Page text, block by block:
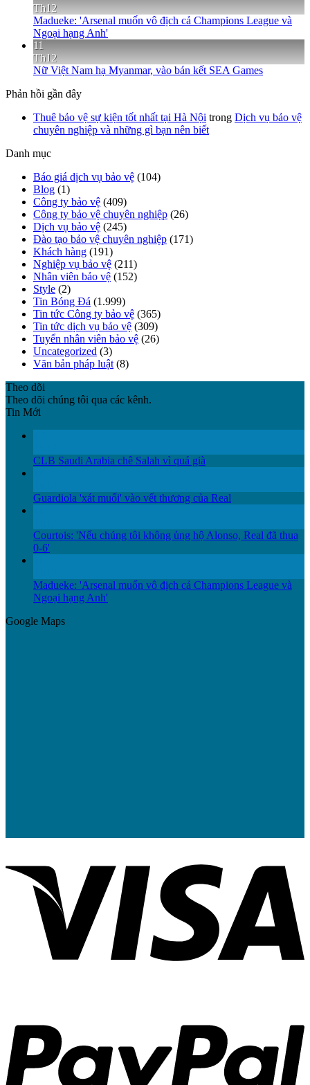
Th12
Madueke: 'Arsenal muốn vô địch cả Champions League và
Ngoại hạng Anh'
11
Th12
Nữ Việt Nam hạ Myanmar, vào bán kết SEA Games
Phản hồi gần đây
Thuê bảo vệ sự kiện tốt nhất tại Hà Nội trong Dịch vụ bảo vệ
chuyên nghiệp và những gì bạn nên biết
Danh mục
Báo giá dịch vụ bảo vệ (104)
Blog (1)
Công ty bảo vệ (409)
Công ty bảo vệ chuyên nghiệp (26)
Dịch vụ bảo vệ (245)
Đào tạo bảo vệ chuyên nghiệp (171)
Khách hàng (191)
Nghiệp vụ bảo vệ (211)
Nhân viên bảo vệ (152)
Style (2)
Tin Bóng Đá (1.999)
Tin tức Công ty bảo vệ (365)
Tin tức dịch vụ bảo vệ (309)
Tuyển nhân viên bảo vệ (26)
Uncategorized (3)
Văn bản pháp luật (8)
Theo dõi
Theo dõi chúng tôi qua các kênh.
Tin Mới
CLB Saudi Arabia chê Salah vì quá già
Guardiola 'xát muối' vào vết thương của Real
Courtois: 'Nếu chúng tôi không ủng hộ Alonso, Real đã thua
0-6'
Madueke: 'Arsenal muốn vô địch cả Champions League và
Ngoại hạng Anh'
Google Maps